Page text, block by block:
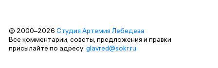
© 2000–2026 Студия Артемия Лебедева
Все комментарии, советы, предложения и правки
присылайте по адресу: glavred@sokr.ru